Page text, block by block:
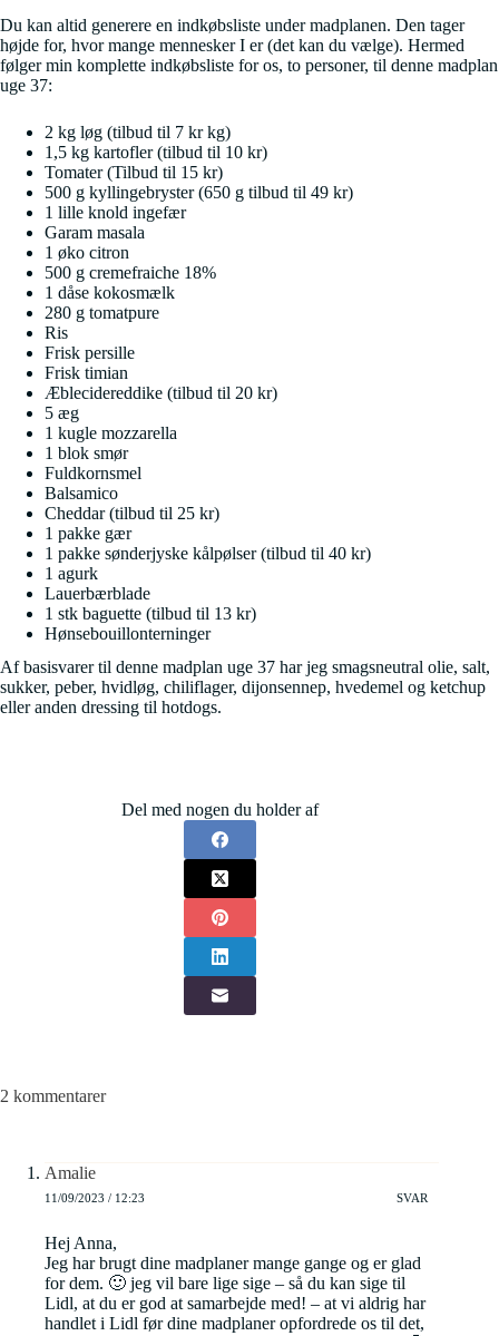
Du kan altid generere en indkøbsliste under madplanen. Den tager
højde for, hvor mange mennesker I er (det kan du vælge). Hermed
følger min komplette indkøbsliste for os, to personer, til denne madplan
uge 37:
2 kg løg (tilbud til 7 kr kg)
1,5 kg kartofler (tilbud til 10 kr)
Tomater (Tilbud til 15 kr)
500 g kyllingebryster (650 g tilbud til 49 kr)
1 lille knold ingefær
Garam masala
1 øko citron
500 g cremefraiche 18%
1 dåse kokosmælk
280 g tomatpure
Ris
Frisk persille
Frisk timian
Æblecidereddike (tilbud til 20 kr)
5 æg
1 kugle mozzarella
1 blok smør
Fuldkornsmel
Balsamico
Cheddar (tilbud til 25 kr)
1 pakke gær
1 pakke sønderjyske kålpølser (tilbud til 40 kr)
1 agurk
Lauerbærblade
1 stk baguette (tilbud til 13 kr)
Hønsebouillonterninger
Af basisvarer til denne madplan uge 37 har jeg smagsneutral olie, salt,
sukker, peber, hvidløg, chiliflager, dijonsennep, hvedemel og ketchup
eller anden dressing til hotdogs.
Del med nogen du holder af
2 kommentarer
Amalie
11/09/2023 / 12:23 SVAR
Hej Anna,
Jeg har brugt dine madplaner mange gange og er glad
for dem. 🙂 jeg vil bare lige sige – så du kan sige til
Lidl, at du er god at samarbejde med! – at vi aldrig har
handlet i Lidl før dine madplaner opfordrede os til det,